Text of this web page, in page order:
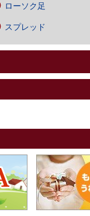
ローソク足
スプレッド